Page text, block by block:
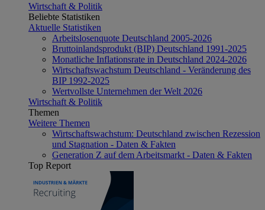
Wirtschaft & Politik
Beliebte Statistiken
Aktuelle Statistiken
Arbeitslosenquote Deutschland 2005-2026
Bruttoinlandsprodukt (BIP) Deutschland 1991-2025
Monatliche Inflationsrate in Deutschland 2024-2026
Wirtschaftswachstum Deutschland - Veränderung des
BIP 1992-2025
Wertvollste Unternehmen der Welt 2026
Wirtschaft & Politik
Themen
Weitere Themen
Wirtschaftswachstum: Deutschland zwischen Rezession
und Stagnation - Daten & Fakten
Generation Z auf dem Arbeitsmarkt - Daten & Fakten
Top Report